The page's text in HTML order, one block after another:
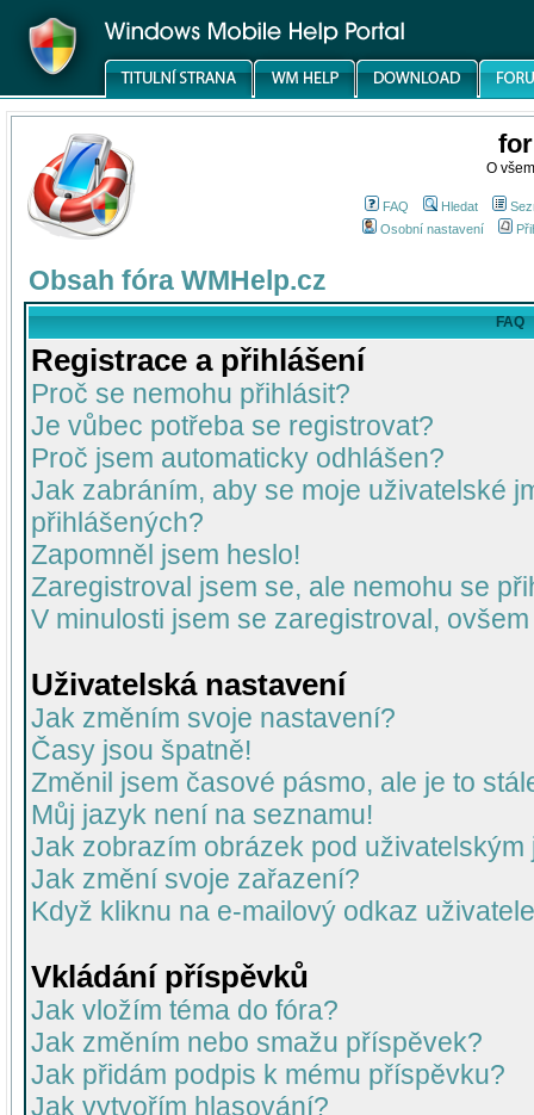
O
FAQ Hledat
Osobní nastavení
Obsah fóra WMHelp.cz
FAQ
Registrace a přihlášení
Proč se nemohu přihlásit?
Je vůbec potřeba se registrovat?
Proč jsem automaticky odhlášen?
Jak zabráním, aby se moje uživatelské
přihlášených?
Zapomněl jsem heslo!
Zaregistroval jsem se, ale nemohu se
V minulosti jsem se zaregistroval,
Uživatelská nastavení
Jak změním svoje nastavení?
Časy jsou špatně!
Změnil jsem časové pásmo, ale je to
Můj jazyk není na seznamu!
Jak zobrazím obrázek pod uživatelským
Jak změní svoje zařazení?
Když kliknu na e-mailový odkaz
Vkládání příspěvků
Jak vložím téma do fóra?
Jak změním nebo smažu příspěvek?
Jak přidám podpis k mému příspěvku?
Jak vytvořím hlasování?